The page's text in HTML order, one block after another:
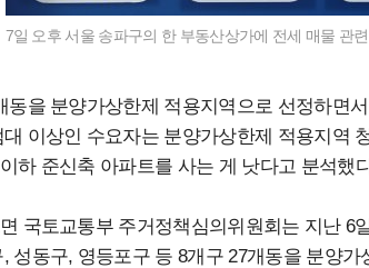
7일 오후 서울 송파구의 한 부동산상가에 전세 매물 관
동을 분양가상한제 적용지역으로 선정하면
이상인 수요자는 분양가상한제 적용지역
하 준신축 아파트를 사는 게 낫다고 분석했
국토교통부 주거정책심의위원회는 지난 6
성동구, 영등포구 등 8개구 27개동을 분양